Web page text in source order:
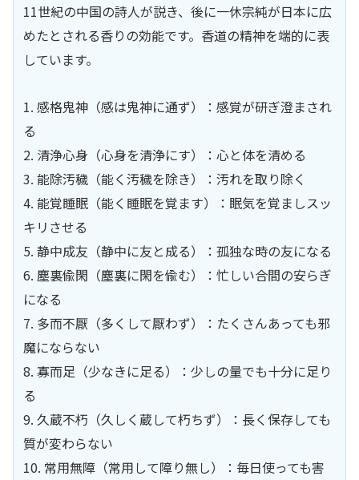
11世紀の中国の詩人が説き、後に一休宗純が日本に広
めたとされる香りの効能です。香道の精神を端的に表
しています。
1. 感格鬼神（感は鬼神に通ず）：感覚が研ぎ澄まされ
る
2. 清浄心身（心身を清浄にす）：心と体を清める
3. 能除汚穢（能く汚穢を除き）：汚れを取り除く
4. 能覚睡眠（能く睡眠を覚ます）：眠気を覚ましスッ
キリさせる
5. 静中成友（静中に友と成る）：孤独な時の友になる
6. 塵裏偸閑（塵裏に閑を偸む）：忙しい合間の安らぎ
になる
7. 多而不厭（多くして厭わず）：たくさんあっても邪
魔にならない
8. 寡而足（少なきに足る）：少しの量でも十分に足り
る
9. 久蔵不朽（久しく蔵して朽ちず）：長く保存しても
質が変わらない
10. 常用無障（常用して障り無し）：毎日使っても害